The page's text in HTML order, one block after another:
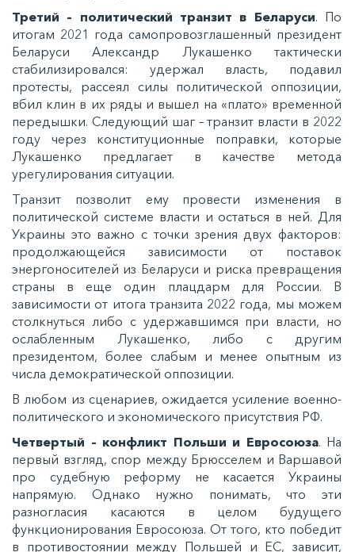
Третий – политический транзит в Беларуси. По
итогам 2021 года самопровозглашенный президент
Беларуси Александр Лукашенко тактически
стабилизировался: удержал власть, подавил
протесты, рассеял силы политической оппозиции,
вбил клин в их ряды и вышел на «плато» временной
передышки. Следующий шаг – транзит власти в 2022
году через конституционные поправки, которые
Лукашенко предлагает в качестве метода
урегулирования ситуации.
Транзит позволит ему провести изменения в
политической системе власти и остаться в ней. Для
Украины это важно с точки зрения двух факторов:
продолжающейся зависимости от поставок
энергоносителей из Беларуси и риска превращения
страны в еще один плацдарм для России. В
зависимости от итога транзита 2022 года, мы можем
столкнуться либо с удержавшимся при власти, но
ослабленным Лукашенко, либо с другим
президентом, более слабым и менее опытным из
числа демократической оппозиции.
В любом из сценариев, ожидается усиление военно-
политического и экономического присутствия РФ.
Четвертый – конфликт Польши и Евросоюза. На
первый взгляд, спор между Брюсселем и Варшавой
про судебную реформу не касается Украины
напрямую. Однако нужно понимать, что эти
разногласия касаются в целом будущего
функционирования Евросоюза. От того, кто победит
в противостоянии между Польшей и ЕС, зависит,